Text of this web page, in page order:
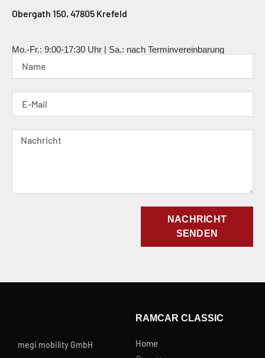
Obergath 150, 47805 Krefeld
Mo.-Fr.: 9:00-17:30 Uhr | Sa.: nach Terminvereinbarung
NACHRICHT
SENDEN
megi mobility GmbH
RAMCAR CLASSIC
Home